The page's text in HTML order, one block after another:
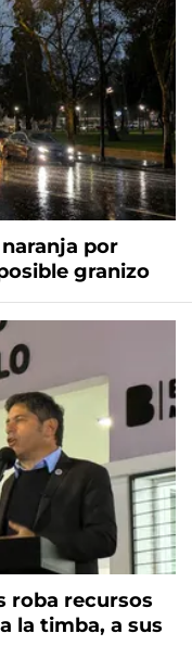
por
granizo
roba recursos
la timba, a sus